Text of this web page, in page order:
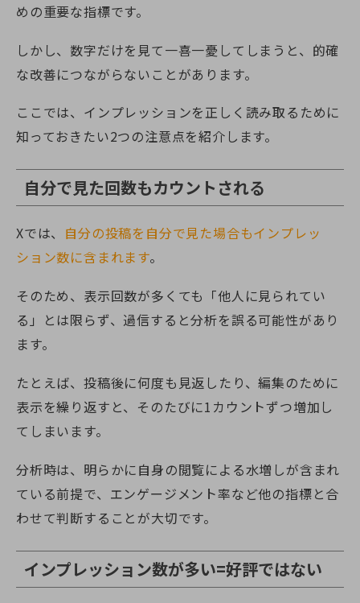
めの重要な指標です。
しかし、数字だけを見て一喜一憂してしまうと、的確
な改善につながらないことがあります。
ここでは、インプレッションを正しく読み取るために
知っておきたい2つの注意点を紹介します。
自分で見た回数もカウントされる
Xでは、 自分の投稿を自分で見た場合もインプレッ
ション数に含まれます。
そのため、表示回数が多くても「他人に見られてい
る」とは限らず、過信すると分析を誤る可能性があり
ます。
たとえば、投稿後に何度も見返したり、編集のために
表示を繰り返すと、そのたびに1カウントずつ増加し
てしまいます。
分析時は、明らかに自身の閲覧による水増しが含まれ
ている前提で、エンゲージメント率など他の指標と合
わせて判断することが大切です。
インプレッション数が多い=好評ではない